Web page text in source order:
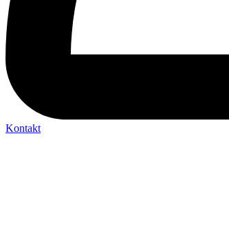
Kontakt